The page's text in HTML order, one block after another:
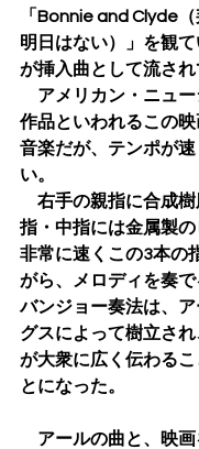
「Bonnie and Clyde
明日はない）」を観
が挿入曲として流され
アメリカン・ニュー
作品といわれるこの
音楽だが、テンポが
い。
右手の親指に合成樹
指・中指には金属製の
非常に速くこの3本の
がら、メロディを奏
バンジョー奏法は、
グスによって樹立さ
が大衆に広く伝わるこ
とになった。
アールの曲と、映画